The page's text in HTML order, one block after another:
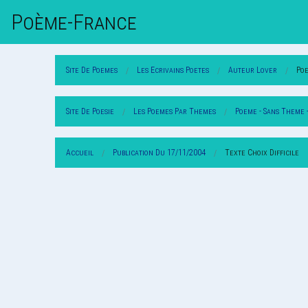
Poème-FrAnce
Site De Poemes Les Ecrivains Poetes Auteur Lover
Site De Poesie Les Poemes Par Themes Poeme - Sans Theme -
Accueil Publication Du 17/11/2004 Texte Choix Difficile